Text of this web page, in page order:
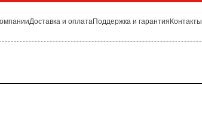
Доставка и оплатаПоддержка и гарантия Контакты